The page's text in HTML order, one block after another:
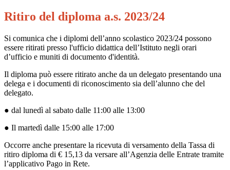
Ritiro del diploma a.s. 2023/24
Si comunica che i diplomi dell’anno scolastico 2023/24 possono
essere ritirati presso l'ufficio didattica dell’Istituto negli orari
d’ufficio e muniti di documento d'identità.
Il diploma può essere ritirato anche da un delegato presentando una
delega e i documenti di riconoscimento sia dell’alunno che del
delegato.
● dal lunedì al sabato dalle 11:00 alle 13:00
● Il martedì dalle 15:00 alle 17:00
Occorre anche presentare la ricevuta di versamento della Tassa di
ritiro diploma di € 15,13 da versare all’Agenzia delle Entrate tramite
l’applicativo Pago in Rete.